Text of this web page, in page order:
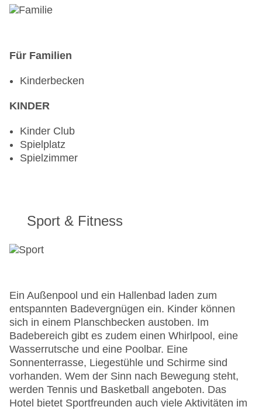
Für Familien
Kinderbecken
KINDER
Kinder Club
Spielplatz
Spielzimmer
Sport & Fitness
Ein Außenpool und ein Hallenbad laden zum
entspannten Badevergnügen ein. Kinder können
sich in einem Planschbecken austoben. Im
Badebereich gibt es zudem einen Whirlpool, eine
Wasserrutsche und eine Poolbar. Eine
Sonnenterrasse, Liegestühle und Schirme sind
vorhanden. Wem der Sinn nach Bewegung steht,
werden Tennis und Basketball angeboten. Das
Hotel bietet Sportfreunden auch viele Aktivitäten im